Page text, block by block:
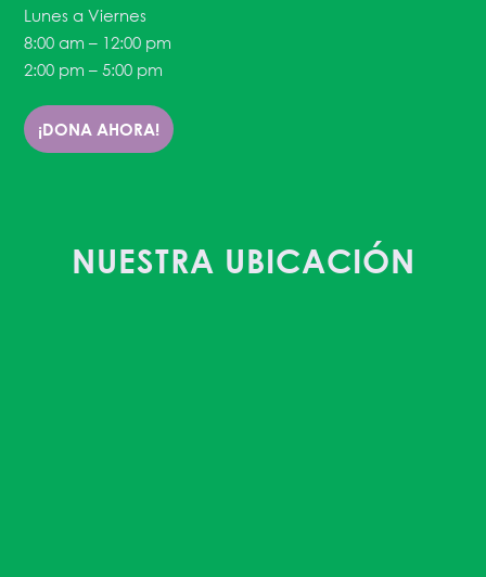
Lunes a Viernes
8:00 am – 12:00 pm
2:00 pm – 5:00 pm
¡DONA AHORA!
NUESTRA UBICACIÓN